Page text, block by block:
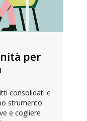
per
consolidati e
strumento
e cogliere